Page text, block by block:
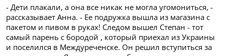
- Дети плакали, а она все никак не могла угомониться, -
рассказывает Анна. - Ее подружка вышла из магазина с
пакетом и пивом в руках! Следом вышел Степан - тот
самый парень с бородой , который приехал из Украины
и поселился в Междуреченске. Он решил вступиться за